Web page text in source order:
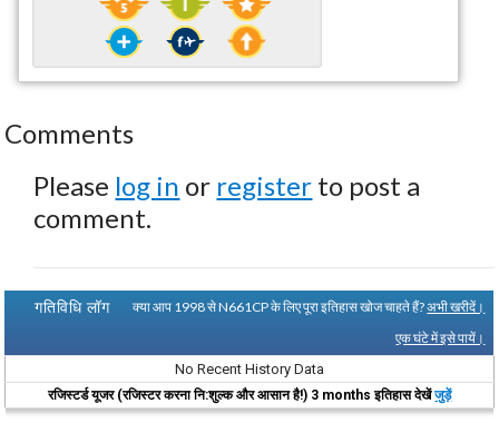
Comments
Please log in or register to post a
comment.
गतिविधि लॉग क्या आप 1998 से N661CP के लिए पूरा इतिहास खोज चाहते हैं?अभी खरीदें।
एक घंटे में इसे पायें।
No Recent History Data
रजिस्टर्ड यूजर (रजिस्टर करना नि:शुल्क और आसान है!) 3 months इतिहास देखेंजुड़ें